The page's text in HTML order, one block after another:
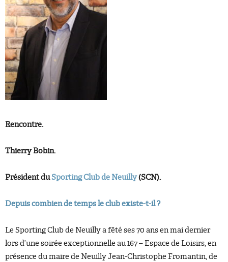
Rencontre.
Thierry Bobin.
Président duSporting Club de Neuilly(SCN).
Depuis combien de temps le club existe-t-il ?
Le Sporting Club de Neuilly a fêté ses 70 ans en mai dernier
lors d’une soirée exceptionnelle au 167 – Espace de Loisirs, en
présence du maire de Neuilly Jean-Christophe Fromantin, de